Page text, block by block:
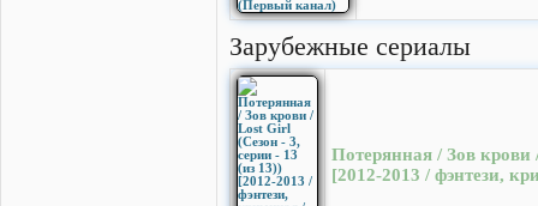
Зарубежные сериалы
Потерянная / Зов крови
[2012-2013 / фэнтези,